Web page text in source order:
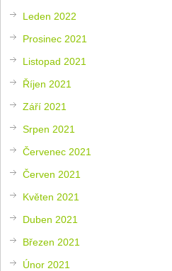
Leden 2022
Prosinec 2021
Listopad 2021
Říjen 2021
Září 2021
Srpen 2021
Červenec 2021
Červen 2021
Květen 2021
Duben 2021
Březen 2021
Únor 2021